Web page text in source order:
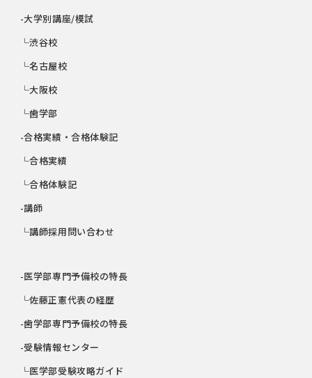
-大学別講座/模試
└渋谷校
└名古屋校
└大阪校
└歯学部
-合格実績・合格体験記
└合格実績
└合格体験記
-講師
└講師採用問い合わせ
-医学部専門予備校の特長
└佐藤正憲代表の経歴
-歯学部専門予備校の特長
-受験情報センター
└医学部受験攻略ガイド